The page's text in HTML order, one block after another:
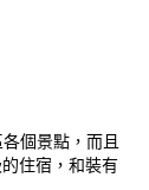
個景點，而且
住宿，和裝有